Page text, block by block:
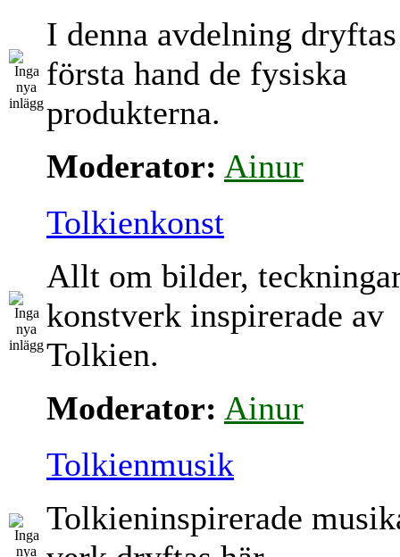
I denna avdelning
första hand de fysiska
produkterna.
Moderator: Ainur
Tolkienkonst
Allt om bilder,
konstverk inspirerade av
Tolkien.
Moderator: Ainur
Tolkienmusik
Tolkieninspirerade